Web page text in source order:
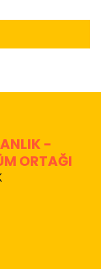
-
ORTAĞI